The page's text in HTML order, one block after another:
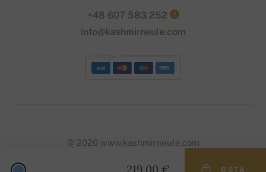
OSTA
+48 607 583 252 ?
info@kashmirneule.com
© 2026 www.kashmirneule.com
naum . | Powered by